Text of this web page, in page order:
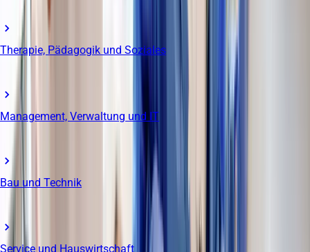
Therapie, Pädagogik und Soziales
Management, Verwaltung und IT
Bau und Technik
Service und Hauswirtschaft